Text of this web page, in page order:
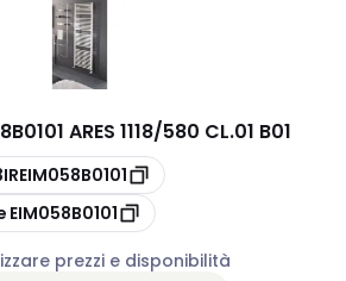
ARES 1118/580 CL.01 B01
EIM058B0101
prezzi e disponibilità